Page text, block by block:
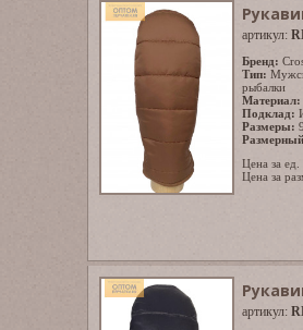
артикул:
Бренд:
Тип:
рыбалки
Материал:
Подклад:
Размеры:
Цена за
Цена за
артикул: